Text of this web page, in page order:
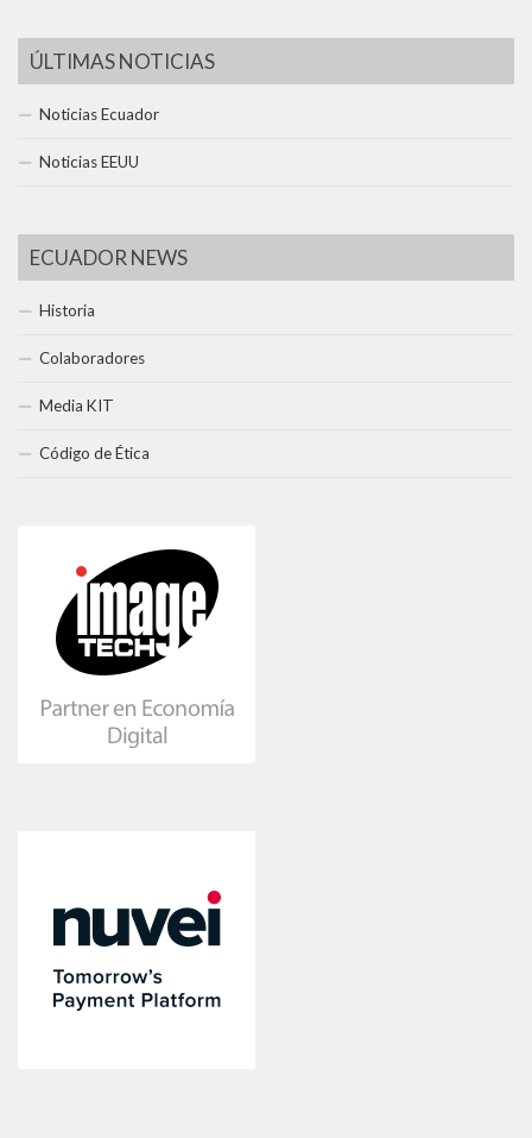
ÚLTIMAS NOTICIAS
Noticias Ecuador
Noticias EEUU
ECUADOR NEWS
Historia
Colaboradores
Media KIT
Código de Ética